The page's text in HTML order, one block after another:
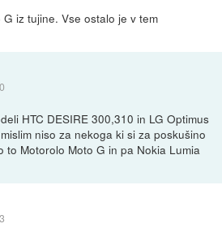
G iz tujine. Vse ostalo je v tem
HTC DESIRE 300,310 in LG Optimus
niso za nekoga ki si za poskušino
to Motorolo Moto G in pa Nokia Lumia